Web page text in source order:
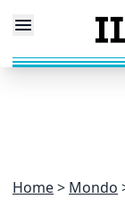
Home Mondo